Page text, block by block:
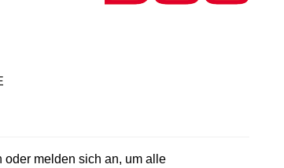
oder melden sich an, um alle